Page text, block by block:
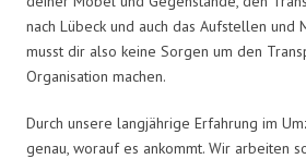
nach Lübeck und auch das Aufstellen und
musst dir also keine Sorgen um den
Organisation machen.
Durch unsere langjährige Erfahrung im
genau, worauf es ankommt. Wir arbeiten